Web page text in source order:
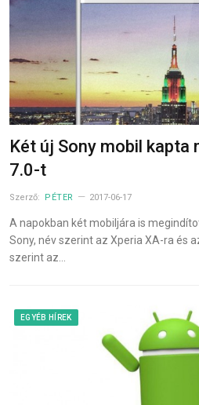
Két új Sony mobil kapta
7.0-t
Szerző: PÉTER 2017-06-17
A napokban két mobiljára is
Sony, név szerint az Xperia XA-ra és
szerint az…
EGYÉB HÍREK